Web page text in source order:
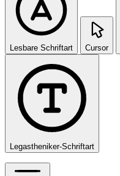
Lesbare Schriftart Cursor
Legastheniker-Schriftart